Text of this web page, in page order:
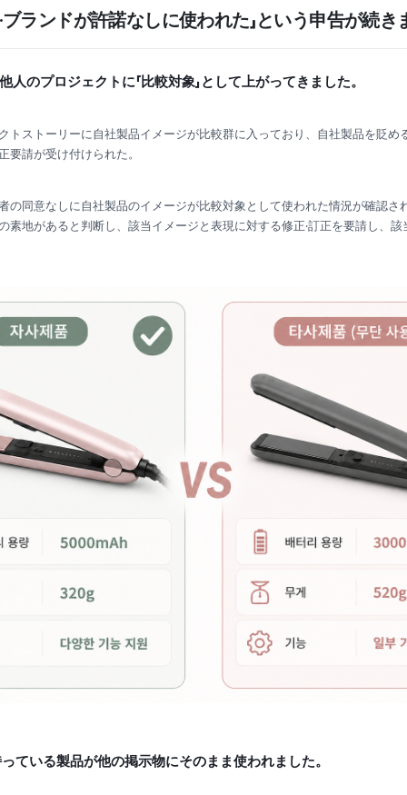
ブランドが許諾なしに使われた」という申告が続き
人のプロジェクトに「比較対象」として上がってきました。
トストーリーに自社製品イメージが比較群に入っており、自社製品を貶め
要請が受け付けられた。
の同意なしに自社製品のイメージが比較対象として使われた情況が確認さ
素地があると判断し、該当イメージと表現に対する修正·訂正を要請し、
ている製品が他の掲示物にそのまま使われました。